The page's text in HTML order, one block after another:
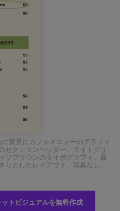
背景にカフェメニューのグラフィ
セクションヘッダー、ライトグリ
ソブラウンのタイポグラフィ、最
りとしたレイアウト、写真なし、
トビジュアルを無料作成